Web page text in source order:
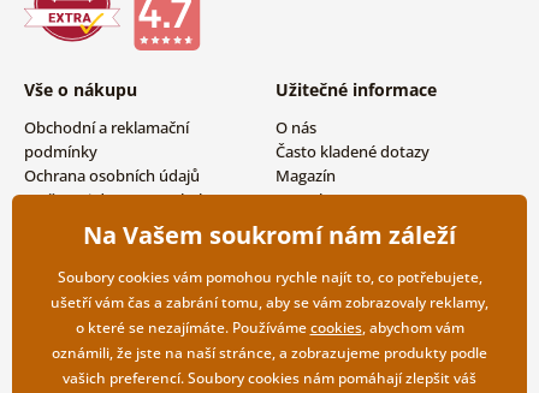
Vše o nákupu
Obchodní a reklamační
podmínky
Ochrana osobních údajů
Možnosti dopravy a platby
Vrácení zboží
Užitečné informace
O nás
Často kladené dotazy
Magazín
Kontakty
Velkoobchodní spolupráce
Na Vašem soukromí nám záleží
Soubory cookies vám pomohou rychle najít to, co potřebujete,
ušetří vám čas a zabrání tomu, aby se vám zobrazovaly reklamy,
o které se nezajímáte. Používámecookies, abychom vám
oznámili, že jste na naší stránce, a zobrazujeme produkty podle
vašich preferencí. Soubory cookies nám pomáhají zlepšit váš